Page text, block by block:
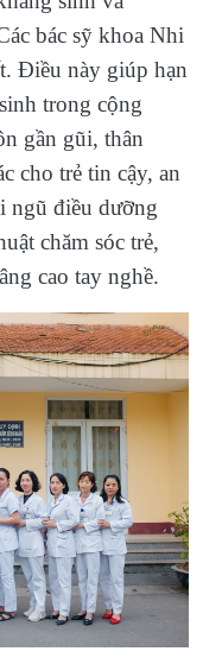
bác sỹ khoa Nhi
Điều này giúp hạn
trong cộng
gần gũi, thân
cho trẻ tin cậy, an
ngũ điều dưỡng
chăm sóc trẻ,
cao tay nghề.